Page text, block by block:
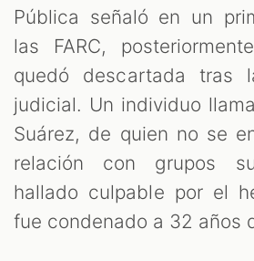
Pública señaló en un
las FARC,
quedó descartada tras
judicial. Un individuo
Suárez, de quien no se
relación con grupos
hallado culpable por el
fue condenado a 32 años